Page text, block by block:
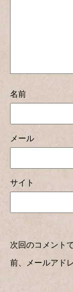
名前
メール
サイト
次回のコメント
前、メールアド